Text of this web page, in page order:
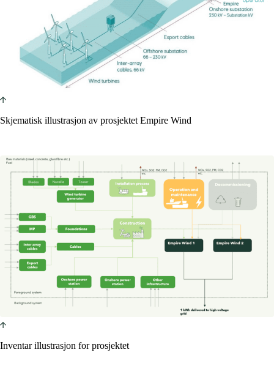
Skjematisk illustrasjon av prosjektet Empire Wind
Inventar illustrasjon for prosjektet